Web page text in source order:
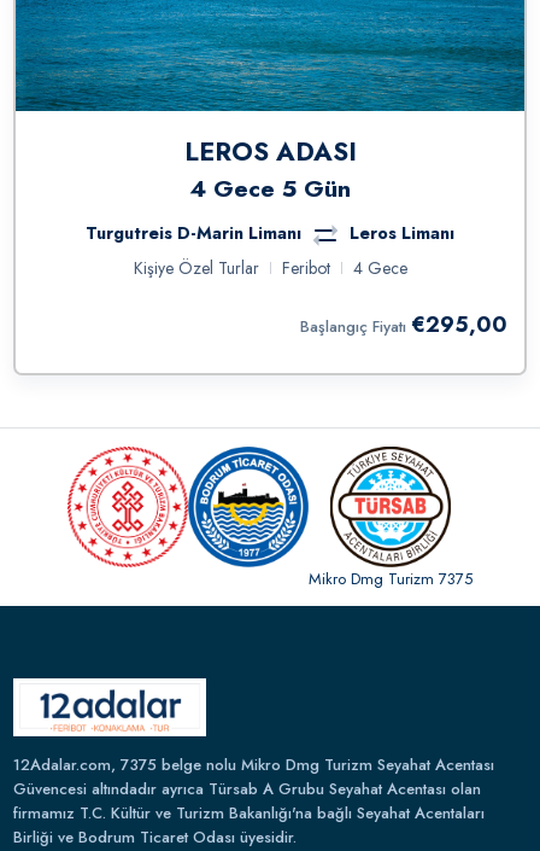
LEROS ADASI
4 Gece 5 Gün
Turgutreis D-Marin Limanı
Leros Limanı
Kişiye Özel Turlar
Feribot 4 Gece
Başlangıç Fiyatı €295,00
Mikro Dmg Turizm 7375
12Adalar.com, 7375 belge nolu Mikro Dmg Turizm Seyahat Acentası
Güvencesi altındadır ayrıca Türsab A Grubu Seyahat Acentası olan
firmamız T.C. Kültür ve Turizm Bakanlığı'na bağlı Seyahat Acentaları
Birliği ve Bodrum Ticaret Odası üyesidir.